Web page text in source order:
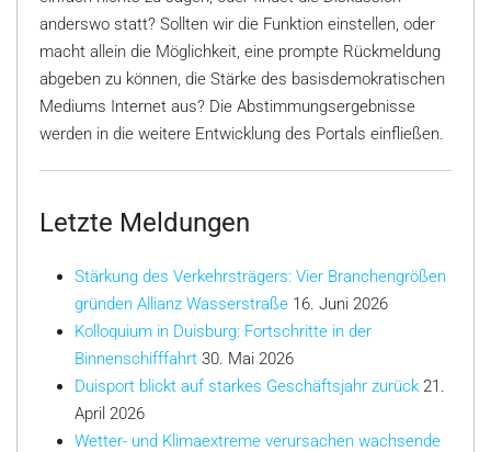
anderswo statt? Sollten wir die Funktion einstellen, oder
macht allein die Möglichkeit, eine prompte Rückmeldung
abgeben zu können, die Stärke des basisdemokratischen
Mediums Internet aus? Die Abstimmungsergebnisse
werden in die weitere Entwicklung des Portals einfließen.
Letzte Meldungen
Stärkung des Verkehrsträgers: Vier Branchengrößen
gründen Allianz Wasserstraße 16. Juni 2026
Kolloquium in Duisburg: Fortschritte in der
Binnenschifffahrt 30. Mai 2026
Duisport blickt auf starkes Geschäftsjahr zurück 21.
April 2026
Wetter- und Klimaextreme verursachen wachsende